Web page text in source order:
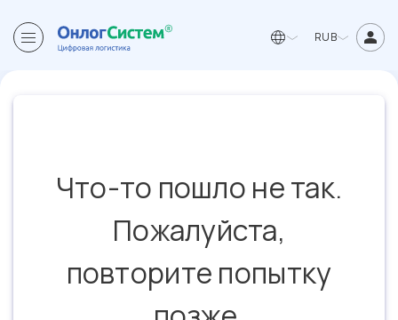
RUB
Что-то пошло не так.
Пожалуйста,
повторите попытку